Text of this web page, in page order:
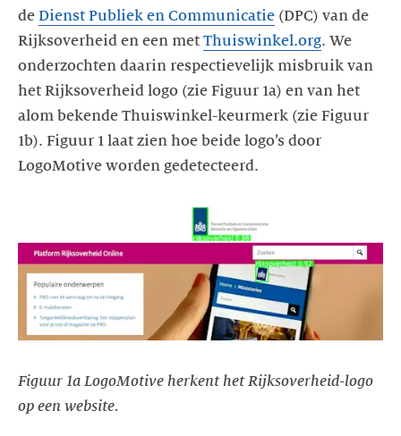
de Dienst Publiek en Communicatie (DPC) van de
Rijksoverheid en een met Thuiswinkel.org. We
onderzochten daarin respectievelijk misbruik van
het Rijksoverheid logo (zie Figuur 1a) en van het
alom bekende Thuiswinkel-keurmerk (zie Figuur
1b). Figuur 1 laat zien hoe beide logo’s door
LogoMotive worden gedetecteerd.
Figuur 1a LogoMotive herkent het Rijksoverheid-logo
op een website.